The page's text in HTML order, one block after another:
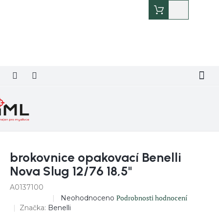
košík
brokovnice opakovací Benelli
Nova Slug 12/76 18,5"
A0137100
Průměrné
hodnocení
Neohodnoceno Podrobnosti hodnocení
Značka: Benelli